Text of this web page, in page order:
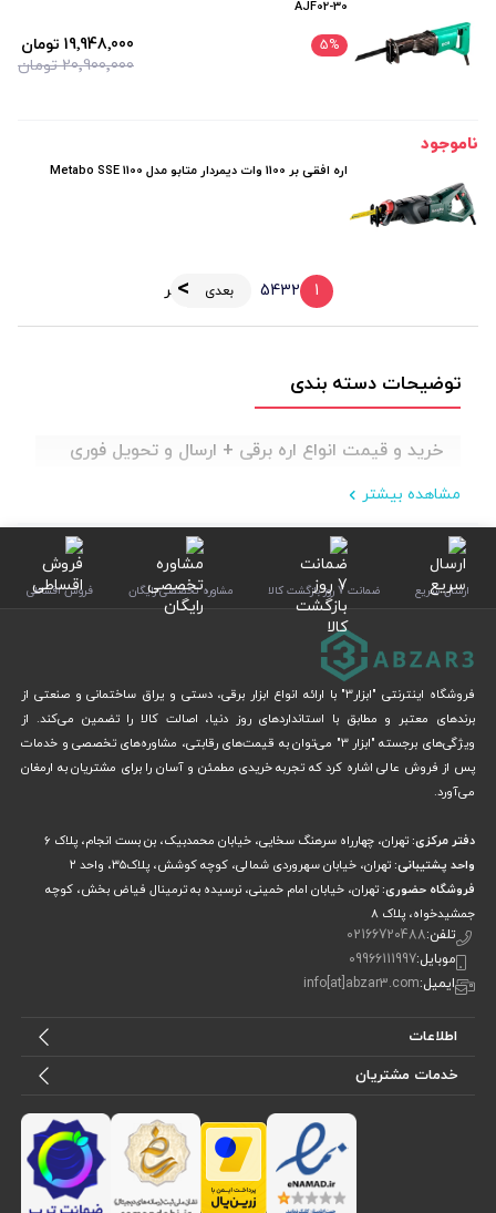
AJF02-30
5%
20٬900٬000 تومان
19٬948٬000 تومان
ناموجود
اره افقی بر 1100 وات دیمردار متابو مدل Metabo SSE 1100
1
2
3
4
5 بعدی آخر
توضیحات دسته بندی
خرید و قیمت انواع اره برقی + ارسال و تحویل فوری
مشاهده بیشتر
ارسال سریع ضمانت 7 روز بازگشت کالا مشاوره تخصصی رایگان فروش اقساطی
فروشگاه اینترنتی "ابزار3" با ارائه انواع ابزار برقی، دستی و یراق ساختمانی و صنعتی از
برندهای معتبر و مطابق با استانداردهای روز دنیا، اصالت کالا را تضمین می‌کند. از
ویژگی‌های برجسته "ابزار 3" می‌توان به قیمت‌های رقابتی، مشاوره‌های تخصصی و خدمات
پس از فروش عالی اشاره کرد که تجربه خریدی مطمئن و آسان را برای مشتریان به ارمغان
می‌آورد.
دفتر مرکزی:تهران، چهارراه سرهنگ سخایی، خیابان محمدبیک، بن بست انجام، پلاک 6
واحد پشتیبانی:تهران، خیابان سهروردی شمالی، کوچه کوشش، پلاک۳۵، واحد ۲
فروشگاه حضوری:تهران، خیابان امام خمینی، نرسیده به ترمینال فیاض بخش، کوچه
جمشیدخواه، پلاک ۸
تلفن:02166720488
موبایل:09966111997
ایمیل:info[at]abzar3.com
اطلاعات
خدمات مشتریان